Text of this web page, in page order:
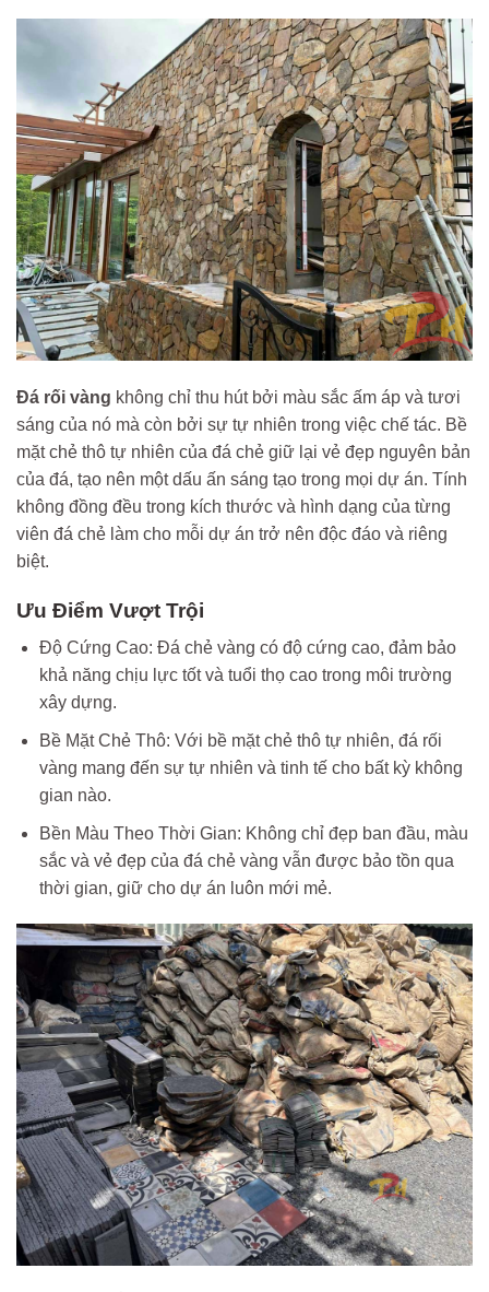
Đá rối vàng không chỉ thu hút bởi màu sắc ấm áp và tươi
sáng của nó mà còn bởi sự tự nhiên trong việc chế tác. Bề
mặt chẻ thô tự nhiên của đá chẻ giữ lại vẻ đẹp nguyên bản
của đá, tạo nên một dấu ấn sáng tạo trong mọi dự án. Tính
không đồng đều trong kích thước và hình dạng của từng
viên đá chẻ làm cho mỗi dự án trở nên độc đáo và riêng
biệt.
Ưu Điểm Vượt Trội
Độ Cứng Cao: Đá chẻ vàng có độ cứng cao, đảm bảo
khả năng chịu lực tốt và tuổi thọ cao trong môi trường
xây dựng.
Bề Mặt Chẻ Thô: Với bề mặt chẻ thô tự nhiên, đá rối
vàng mang đến sự tự nhiên và tinh tế cho bất kỳ không
gian nào.
Bền Màu Theo Thời Gian: Không chỉ đẹp ban đầu, màu
sắc và vẻ đẹp của đá chẻ vàng vẫn được bảo tồn qua
thời gian, giữ cho dự án luôn mới mẻ.